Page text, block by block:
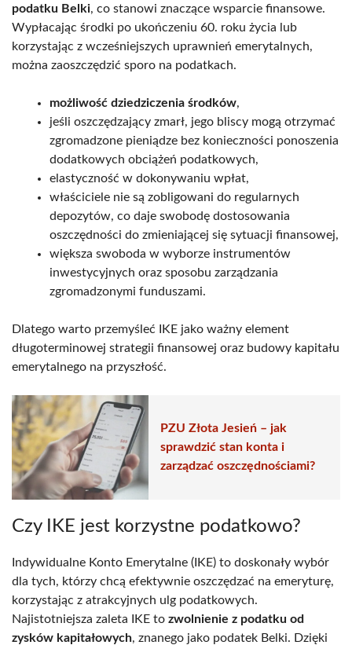
podatku Belki, co stanowi znaczące wsparcie finansowe.
Wypłacając środki po ukończeniu 60. roku życia lub
korzystając z wcześniejszych uprawnień emerytalnych,
można zaoszczędzić sporo na podatkach.
możliwość dziedziczenia środków,
jeśli oszczędzający zmarł, jego bliscy mogą otrzymać
zgromadzone pieniądze bez konieczności ponoszenia
dodatkowych obciążeń podatkowych,
elastyczność w dokonywaniu wpłat,
właściciele nie są zobligowani do regularnych
depozytów, co daje swobodę dostosowania
oszczędności do zmieniającej się sytuacji finansowej,
większa swoboda w wyborze instrumentów
inwestycyjnych oraz sposobu zarządzania
zgromadzonymi funduszami.
Dlatego warto przemyśleć IKE jako ważny element
długoterminowej strategii finansowej oraz budowy kapitału
emerytalnego na przyszłość.
PZU Złota Jesień – jak
sprawdzić stan konta i
zarządzać oszczędnościami?
Czy IKE jest korzystne podatkowo?
Indywidualne Konto Emerytalne (IKE) to doskonały wybór
dla tych, którzy chcą efektywnie oszczędzać na emeryturę,
korzystając z atrakcyjnych ulg podatkowych.
Najistotniejsza zaleta IKE to zwolnienie z podatku od
zysków kapitałowych, znanego jako podatek Belki. Dzięki